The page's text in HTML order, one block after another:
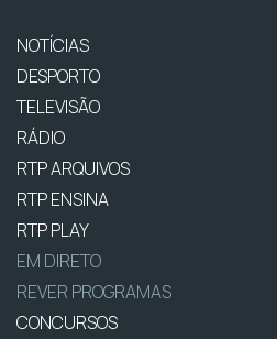
NOTÍCIAS
DESPORTO
TELEVISÃO
RÁDIO
RTP ARQUIVOS
RTP ENSINA
RTP PLAY
EM DIRETO
REVER PROGRAMAS
CONCURSOS